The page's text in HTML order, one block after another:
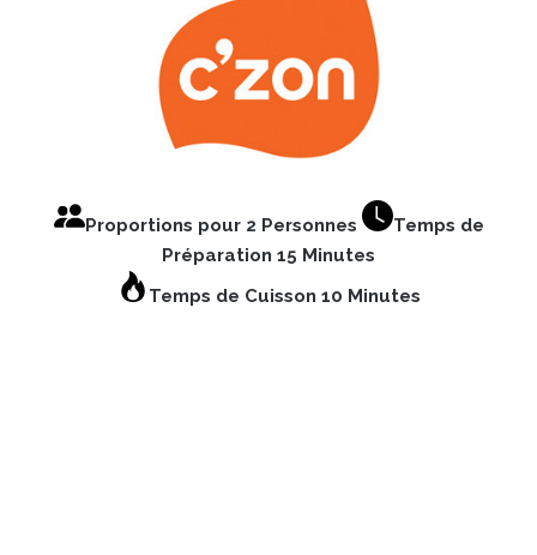
Proportions pour 2 Personnes
Temps de
Préparation 15 Minutes
Temps de Cuisson 10 Minutes